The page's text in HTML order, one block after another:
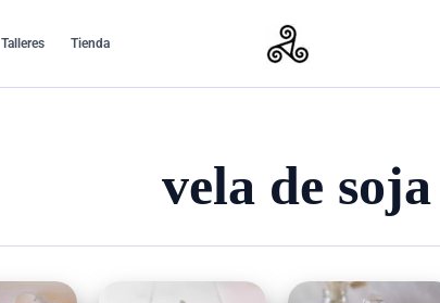
Talleres Tienda
vela de soja